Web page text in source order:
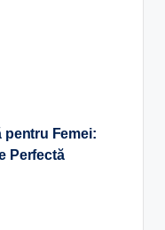
pentru Femei:
Perfectă